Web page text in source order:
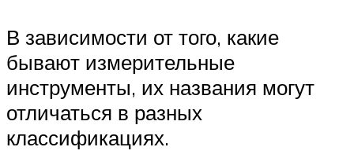
В зависимости от того, какие
бывают измерительные
инструменты, их названия могут
отличаться в разных
классификациях.